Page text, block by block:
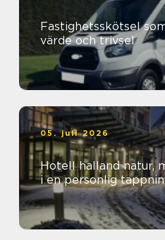
Fastighetsskötsel
värde och trivsel
05. juli 2026
Hotell halland natur, mat och avkoppling
i en personlig